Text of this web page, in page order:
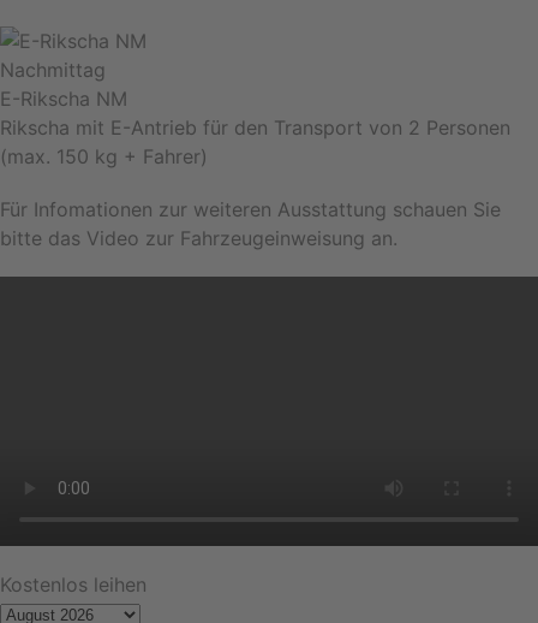
Nachmittag
E-Rikscha NM
Rikscha mit E-Antrieb für den Transport von 2 Personen
(max. 150 kg + Fahrer)
Für Infomationen zur weiteren Ausstattung schauen Sie
bitte das Video zur Fahrzeugeinweisung an.
Kostenlos leihen